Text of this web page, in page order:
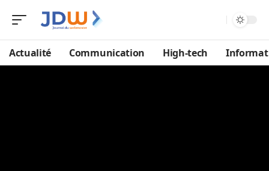
Actualité Communication High-tech